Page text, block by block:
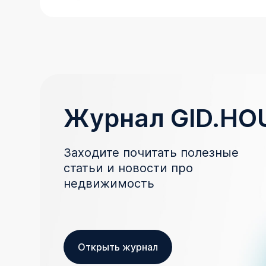
Журнал
Заходите почитать полезные
статьи и новости про
недвижимость
Открыть журнал